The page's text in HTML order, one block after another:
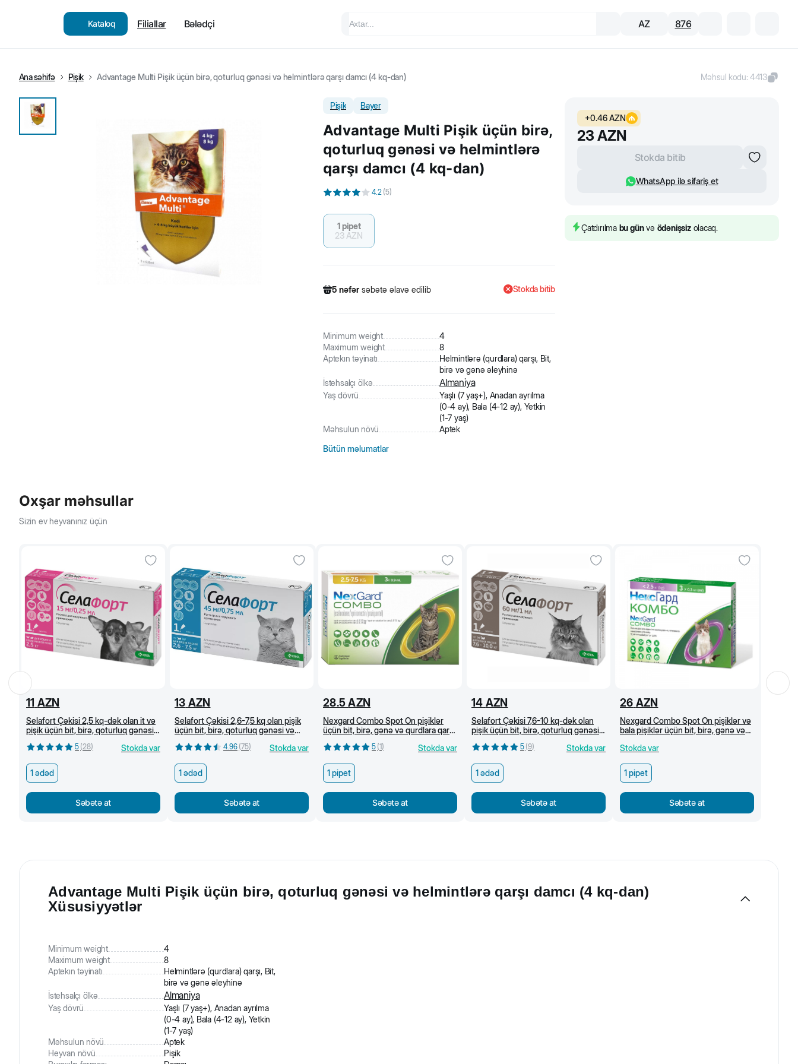
Kataloq Filiallar Bələdçi AZ 876
Ana səhifə Pişik Advantage Multi Pişik üçün birə, qoturluq gənəsi və helmintlərə qarşı damcı (4 kq-dan) Məhsul kodu:4413
Pişik Bayer
Advantage Multi Pişik üçün birə,
qoturluq gənəsi və helmintlərə
qarşı damcı (4 kq-dan)
4.2 (5)
5 nəfər səbətə əlavə edilib
5 nəfər səbətə əlavə edilib
Stokda bitib
1 pipet
23 AZN
Minimum weight
4
Maximum weight
8
Aptekın təyinatı
Helmintlərə (qurdlara) qarşı, Bit,
birə və gənə əleyhinə
İstehsalçı ölkə
Almaniya
Yaş dövrü
Yaşlı (7 yaş+), Anadan ayrılma
(0-4 ay), Bala (4-12 ay), Yetkin
(1-7 yaş)
Məhsulun növü
Aptek
Bütün məlumatlar
+0.46AZN
23AZN
Stokda bitib
WhatsApp ilə sifariş et
Çatdırılma bu günvə ödənişsizolacaq.
Oxşar məhsullar
Sizin ev heyvanınız üçün
11 AZN
Selafort Çəkisi 2,5 kq-dək olan it və
pişik üçün bit, birə, qoturluq gənəsi
5 (28) Stokda var
1 ədəd
Səbətə at
13 AZN
Selafort Çəkisi 2,6-7,5 kq olan pişik
üçün bit, birə, qoturluq gənəsi və
4.96 (75) Stokda var
1 ədəd
Səbətə at
28.5 AZN
Nexgard Combo Spot On pişiklər
üçün bit, birə, gənə və qurdlara qarşı
ml)
5 (1) Stokda var
1 pipet
Səbətə at
14 AZN
Selafort Çəkisi 7,6-10 kq-dək olan
pişik üçün bit, birə, qoturluq gənəsi
5 (9) Stokda var
1 ədəd
Səbətə at
26 AZN
Nexgard Combo Spot On pişiklər və
bala pişiklər üçün bit, birə, gənə və
çəki üçün, (0.3 ml)
Stokda var
1 pipet
Səbətə at
Advantage Multi Pişik üçün birə, qoturluq gənəsi və helmintlərə qarşı damcı (4 kq-dan)
Xüsusiyyətlər
Minimum weight
4
Maximum weight
8
Aptekın təyinatı
Helmintlərə (qurdlara) qarşı, Bit,
birə və gənə əleyhinə
İstehsalçı ölkə
Almaniya
Yaş dövrü
Yaşlı (7 yaş+), Anadan ayrılma
(0-4 ay), Bala (4-12 ay), Yetkin
(1-7 yaş)
Məhsulun növü
Aptek
Heyvan növü
Pişik